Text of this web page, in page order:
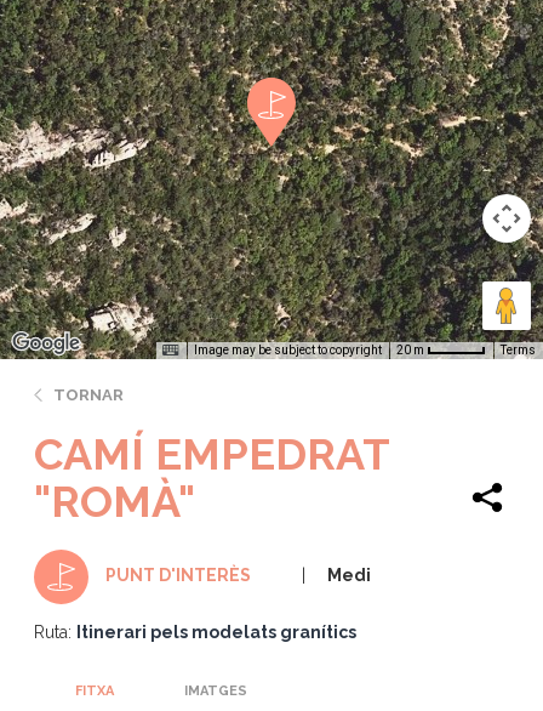
Image may be subject to copyright 20 m Terms
TORNAR
CAMÍ EMPEDRAT
"ROMÀ"
PUNT D'INTERÈS Medi
Ruta: Itinerari pels modelats granítics
FITXA IMATGES